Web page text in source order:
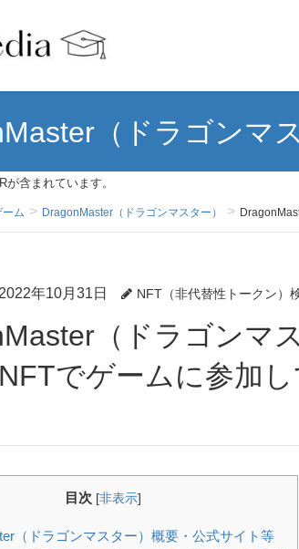
（ドラゴンマス
含まれています。
ーム DragonMaster（ドラゴンマスター）
年10月31日 NFT（非代替性トークン）
でゲームに参加
目次 [非表示]
（ドラゴンマスター）概要・公式サイト等